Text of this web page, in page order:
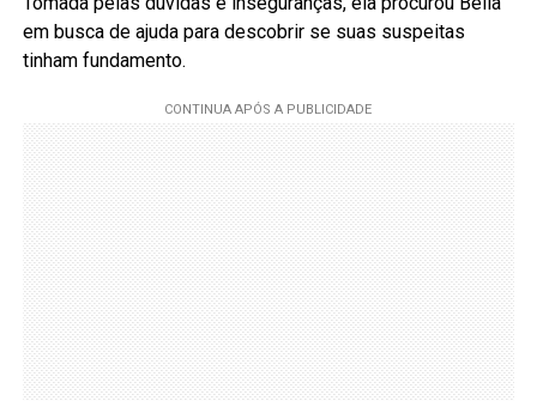
em busca de ajuda para descobrir se suas suspeitas
tinham fundamento.